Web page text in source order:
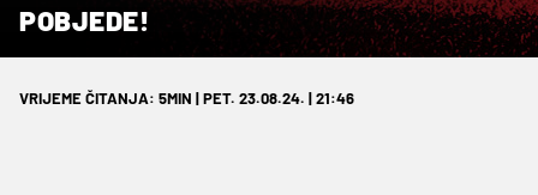
POBJEDE!
VRIJEME ČITANJA: 5MIN | PET. 23.08.24. | 21:46